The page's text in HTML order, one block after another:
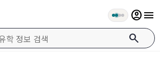
search
account_circlemenu